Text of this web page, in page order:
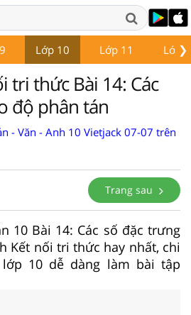
❯
Lớp 10 Lớp 11 Lớp
tri thức Bài 14: Các
độ phân tán
- Văn - Anh 10 Vietjack 07-07 trên
Trang sau
10 Bài 14: Các số đặc trưng
Kết nối tri thức hay nhất, chi
10 dễ dàng làm bài tập